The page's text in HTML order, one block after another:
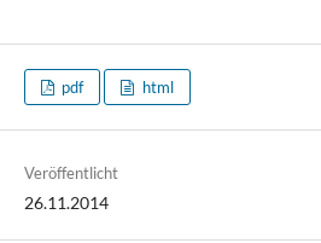
pdf html
Veröffentlicht
26.11.2014